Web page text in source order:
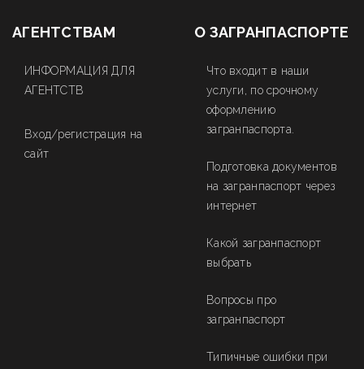
АГЕНТСТВАМ
ИНФОРМАЦИЯ ДЛЯ
АГЕНТСТВ
Вход/регистрация на
сайт
О ЗАГРАНПАСПОРТЕ
Что входит в наши
услуги, по срочному
оформлению
загранпаспорта.
Подготовка документов
на загранпаспорт через
интернет
Какой загранпаспорт
выбрать
Вопросы про
загранпаспорт
Типичные ошибки при